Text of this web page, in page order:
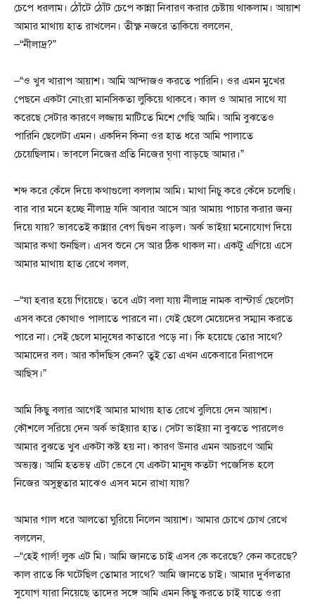
চেপে ধরলাম। ঠোঁটে ঠোঁট চেপে কান্না নিবারণ করার চেষ্টায় থাকলাম। আয়াশ
আমার মাথায় হাত রাখলেন। তীক্ষ্ণ নজরে তাকিয়ে বললেন,
–“নীলাদ্র?”
–“ও খুব খারাপ আয়াশ। আমি আন্দাজও করতে পারিনি। ওর এমন মুখের
পেছনে একটা নোংরা মানসিকতা লুকিয়ে থাকবে। কাল ও আমার সাথে যা
করেছে সেটার কারণে লজ্জায় মাটিতে মিশে গেছি আমি। আমি বুঝতেও
পারিনি ছেলেটা এমন। একদিন কিনা ওর হাত ধরে আমি পালাতে
চেয়েছিলাম। ভাবলে নিজের প্রতি নিজের ঘৃণা বাড়ছে আমার।”
শব্দ করে কেঁদে দিয়ে কথাগুলো বললাম আমি। মাথা নিচু করে কেঁদে চলেছি।
বার বার মনে হচ্ছে নীলাদ্র যদি আবার আসে আর আমায় পাচার করার জন্য
দিয়ে যায়? ভাবতেই কান্নার বেগ দ্বিগুন বাড়ল। অর্ক ভাইয়া মনোযোগ দিয়ে
আমার কথা শুনছিল। এসব শুনে সে আর ঠিক থাকল না। একটু এগিয়ে এসে
আমার মাথায় হাত রেখে বলল,
–“যা হবার হয়ে গিয়েছে। তবে এটা বলা যায় নীলাদ্র নামক বাস্টার্ড ছেলেটা
এসব করে কোথাও পালাতে পারবে না। যেই ছেলে মেয়েদের সম্মান করতে
পারে না। সেই ছেলে মানুষের কাতারে পড়ে না। কি হয়েছে তোর সাথে?
আমাদের বল। আর কাঁদছিস কেন? তুই তো এখন একেবারে নিরাপদে
আছিস।”
আমি কিছু বলার আগেই আমার মাথায় হাত রেখে বুলিয়ে দেন আয়াশ।
কৌশলে সরিয়ে দেন অর্ক ভাইয়ার হাত। সেটা ভাইয়া না বুঝতে পারলেও
আমার বুঝতে খুব একটা কষ্ট হয় না। কারণ উনার এমন আচরণে আমি
অভ্যস্ত। আমি হতভম্ব এটা ভেবে যে একটা মানুষ কতটা পজেসিভ হলে
নিজের অসুস্থতার মাঝেও এসব মনে রাখা যায়?
আমার গাল ধরে আলতো ঘুরিয়ে নিলেন আয়াশ। আমার চোখে চোখ রেখে
বললেন,
–“হেই গার্ল! লুক এট মি। আমি জানতে চাই এসব কে করেছে? কেন করেছে?
কাল রাতে কি ঘটেছিল তোমার সাথে? আমি জানতে চাই। আমার দুর্বলতার
সুযোগ যারা নিয়েছে তাদের সঙ্গে আমি এমন কিছু করতে চাই যাতে ওরা